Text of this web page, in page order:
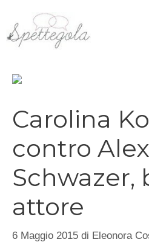
contenuto
Carolina
contro Alex
Schwazer,
attore
6 Maggio 2015 di Eleonora